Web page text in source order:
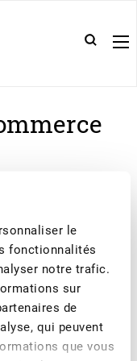
le
fonctionnalités
notre trafic.
sur
de
qui peuvent
que vous
CULTURES DE
SUISSES